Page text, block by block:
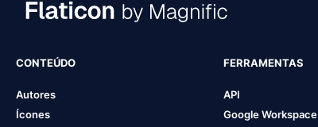
CONTEÚDO
Autores
Ícones
FERRAMENTAS
API
Google Workspace